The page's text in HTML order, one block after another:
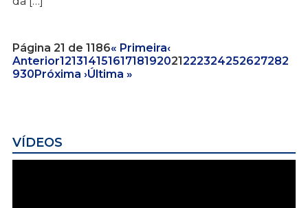
Página 21 de 1186« Primeira‹
Anterior12131415161718192021222324252627282
930Próxima ›Última »
VÍDEOS